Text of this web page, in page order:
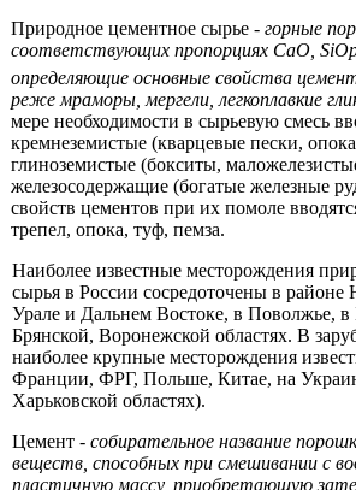
Природное цементное сырье - горные
соот­ветствующих пропорциях СаО,
определяющие основные свойства
реже мраморы, мергели, легкоплавкие
мере необходимости в сырьевую смесь
кремнеземистые (кварцевые пески,
глиноземистые (бок­ситы,
железосодержащие (богатые железные
свойств цементов при их помоле
трепел, опока, туф, пемза.
Наиболее известные месторождения
сырья в Рос­сии сосредоточены в районе
Урале и Дальнем Востоке, в Поволжье, в
Брянской, Воронежской областях. В
наиболее крупные месторождения
Фран­ции, ФРГ, Польше, Китае, на
Харьковской областях).
Цемент - собирательное название
ве­ществ, способных при смешивании с
пластичную мас­су, приобретающую